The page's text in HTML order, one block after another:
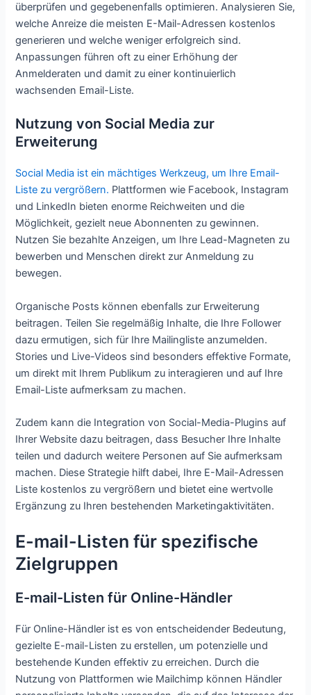
überprüfen und gegebenenfalls optimieren. Analysieren Sie,
welche Anreize die meisten E-Mail-Adressen kostenlos
generieren und welche weniger erfolgreich sind.
Anpassungen führen oft zu einer Erhöhung der
Anmelderaten und damit zu einer kontinuierlich
wachsenden Email-Liste.
Nutzung von Social Media zur
Erweiterung
Social Media ist ein mächtiges Werkzeug, um Ihre Email-
Liste zu vergrößern. Plattformen wie Facebook, Instagram
und LinkedIn bieten enorme Reichweiten und die
Möglichkeit, gezielt neue Abonnenten zu gewinnen.
Nutzen Sie bezahlte Anzeigen, um Ihre Lead-Magneten zu
bewerben und Menschen direkt zur Anmeldung zu
bewegen.
Organische Posts können ebenfalls zur Erweiterung
beitragen. Teilen Sie regelmäßig Inhalte, die Ihre Follower
dazu ermutigen, sich für Ihre Mailingliste anzumelden.
Stories und Live-Videos sind besonders effektive Formate,
um direkt mit Ihrem Publikum zu interagieren und auf Ihre
Email-Liste aufmerksam zu machen.
Zudem kann die Integration von Social-Media-Plugins auf
Ihrer Website dazu beitragen, dass Besucher Ihre Inhalte
teilen und dadurch weitere Personen auf Sie aufmerksam
machen. Diese Strategie hilft dabei, Ihre E-Mail-Adressen
Liste kostenlos zu vergrößern und bietet eine wertvolle
Ergänzung zu Ihren bestehenden Marketingaktivitäten.
E-mail-Listen für spezifische
Zielgruppen
E-mail-Listen für Online-Händler
Für Online-Händler ist es von entscheidender Bedeutung,
gezielte E-mail-Listen zu erstellen, um potenzielle und
bestehende Kunden effektiv zu erreichen. Durch die
Nutzung von Plattformen wie Mailchimp können Händler